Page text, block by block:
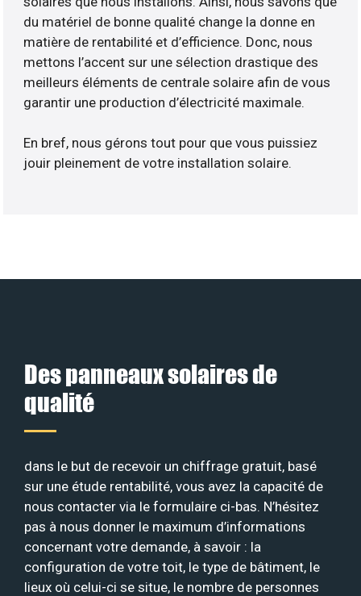
du matériel de bonne qualité change la donne en
matière de rentabilité et d’efficience. Donc, nous
mettons l’accent sur une sélection drastique des
meilleurs éléments de centrale solaire afin de vous
garantir une production d’électricité maximale.
En bref, nous gérons tout pour que vous puissiez
jouir pleinement de votre installation solaire.
Des panneaux solaires de
qualité
dans le but de recevoir un chiffrage gratuit, basé
sur une étude rentabilité, vous avez la capacité de
nous contacter via le formulaire ci-bas. N’hésitez
pas à nous donner le maximum d’informations
concernant votre demande, à savoir : la
configuration de votre toit, le type de bâtiment, le
lieux où celui-ci se situe, le nombre de personnes